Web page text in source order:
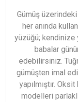
Gümüş
her anında
yüzüğü; kendinize
babalar
edebilirsiniz.
gümüşten imal
yapılmıştır.
modelleri